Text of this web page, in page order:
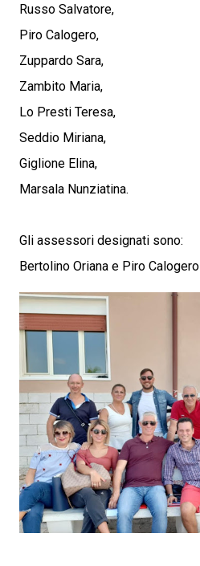
Russo Salvatore,
Piro Calogero,
Zuppardo Sara,
Zambito Maria,
Lo Presti Teresa,
Seddio Miriana,
Giglione Elina,
Marsala Nunziatina.
Gli assessori designati sono:
Bertolino Oriana e Piro Calogero